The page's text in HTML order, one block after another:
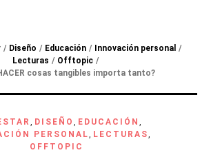
/ Diseño / Educación / Innovación personal /
Lecturas / Offtopic /
cosas tangibles importa tanto?
, DISEÑO , EDUCACIÓN ,
PERSONAL, LECTURAS,
OFFTOPIC